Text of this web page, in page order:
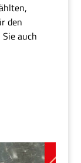
den
auch